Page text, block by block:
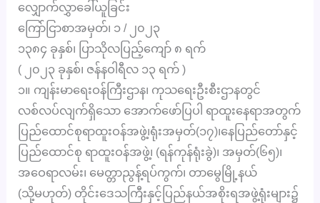
လျှောက်လွှာခေါ်ယူခြင်း
ကြော်ငြာစာအမှတ်၊ ၁ / ၂၀၂၃
၁၃၈၄ ခုနှစ်၊ ပြာသိုလပြည့်ကျော် ၈ ရက်
( ၂၀၂၃ ခုနှစ်၊ ဇန်နဝါရီလ ၁၃ ရက် )
၁။ ကျန်းမာရေးဝန်ကြီးဌာန၊ ကုသရေးဦးစီးဌာနတွင်
လစ်လပ်လျက်ရှိသော အောက်ဖော်ပြပါ ရာထူးနေရာအတွက်
ပြည်ထောင်စုရာထူးဝန်အဖွဲ့၊ရုံးအမှတ်(၁၇)၊နေပြည်တော်နှင့်
ပြည်ထောင်စု ရာထူးဝန်အဖွဲ့၊ (ရန်ကုန်ရုံးခွဲ)၊ အမှတ်(၆၅)၊
အဝေရာလမ်း၊ မေတ္တာညွန့်ရပ်ကွက်၊ တာမွေမြို့နယ်
(သို့မဟုတ်) တိုင်းဒေသကြီးနှင့်ပြည်နယ်အစိုးရအဖွဲ့ရုံးများ၌